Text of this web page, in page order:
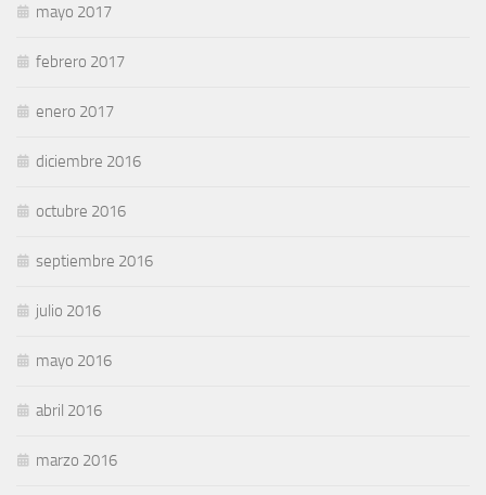
mayo 2017
febrero 2017
enero 2017
diciembre 2016
octubre 2016
septiembre 2016
julio 2016
mayo 2016
abril 2016
marzo 2016